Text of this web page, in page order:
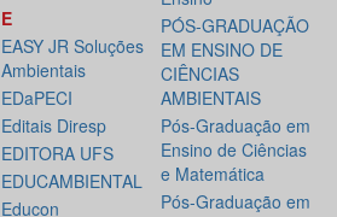
E
EASY JR Soluções
Ambientais
EDaPECI
Editais Diresp
EDITORA UFS
EDUCAMBIENTAL
Educon
PÓS-GRADUAÇÃO
EM ENSINO DE
CIÊNCIAS
AMBIENTAIS
Pós-Graduação em
Ensino de Ciências
e Matemática
Pós-Graduação em